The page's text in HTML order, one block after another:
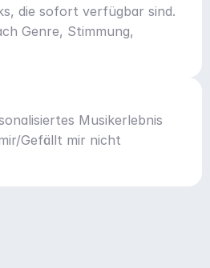
die sofort verfügbar sind.
Genre, Stimmung,
Musikerlebnis
Gefällt mir nicht